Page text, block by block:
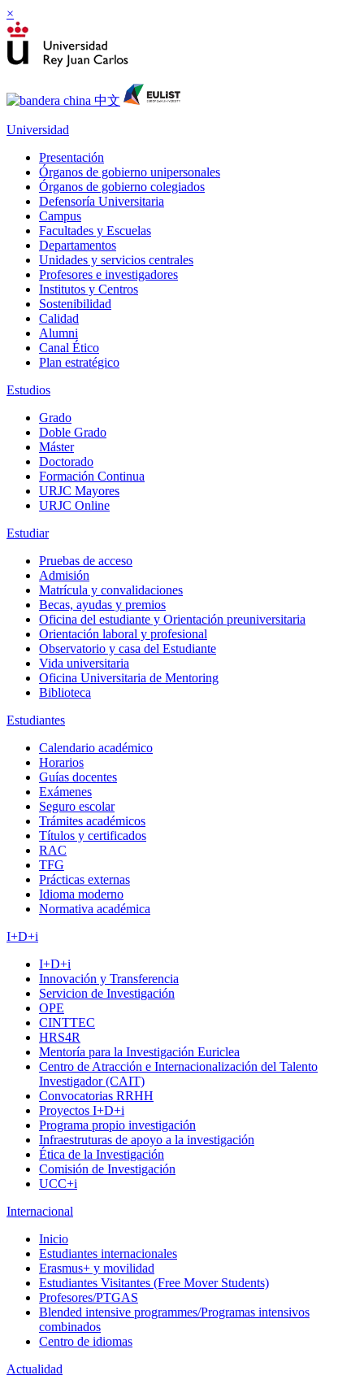
×
Universidad
Presentación
Órganos de gobierno unipersonales
Órganos de gobierno colegiados
Defensoría Universitaria
Campus
Facultades y Escuelas
Departamentos
Unidades y servicios centrales
Profesores e investigadores
Institutos y Centros
Sostenibilidad
Calidad
Alumni
Canal Ético
Plan estratégico
Estudios
Grado
Doble Grado
Máster
Doctorado
Formación Continua
URJC Mayores
URJC Online
Estudiar
Pruebas de acceso
Admisión
Matrícula y convalidaciones
Becas, ayudas y premios
Oficina del estudiante y Orientación preuniversitaria
Orientación laboral y profesional
Observatorio y casa del Estudiante
Vida universitaria
Oficina Universitaria de Mentoring
Biblioteca
Estudiantes
Calendario académico
Horarios
Guías docentes
Exámenes
Seguro escolar
Trámites académicos
Títulos y certificados
RAC
TFG
Prácticas externas
Idioma moderno
Normativa académica
I+D+i
I+D+i
Innovación y Transferencia
Servicion de Investigación
OPE
CINTTEC
HRS4R
Mentoría para la Investigación Euriclea
Centro de Atracción e Internacionalización del Talento
Investigador (CAIT)
Convocatorias RRHH
Proyectos I+D+i
Programa propio investigación
Infraestruturas de apoyo a la investigación
Ética de la Investigación
Comisión de Investigación
UCC+i
Internacional
Inicio
Estudiantes internacionales
Erasmus+ y movilidad
Estudiantes Visitantes (Free Mover Students)
Profesores/PTGAS
Blended intensive programmes/Programas intensivos
combinados
Centro de idiomas
Actualidad